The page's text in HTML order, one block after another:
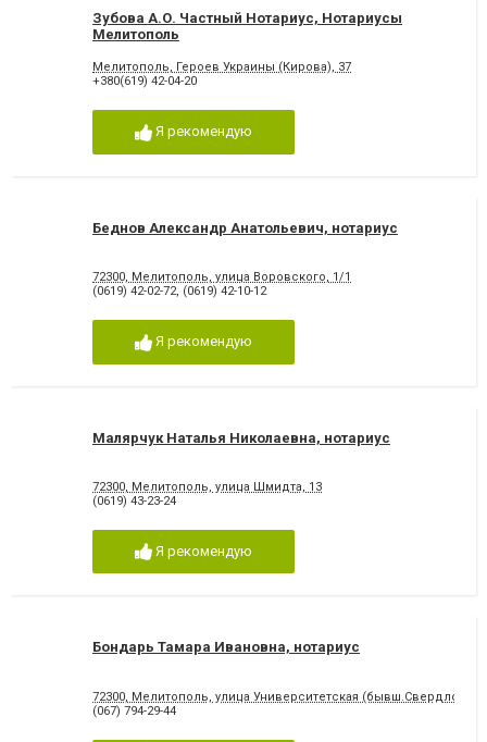
Зубова А.О. Частный Нотариус, Нотариусы
Мелитополь
Мелитополь, Героев Украины (Кирова), 37
+380(619) 42-04-20
Я рекомендую
Беднов Александр Анатольевич, нотариус
72300, Мелитополь, улица Воровского, 1/1
(0619) 42-02-72, (0619) 42-10-12
Я рекомендую
Малярчук Наталья Николаевна, нотариус
72300, Мелитополь, улица Шмидта, 13
(0619) 43-23-24
Я рекомендую
Бондарь Тамара Ивановна, нотариус
72300, Мелитополь, улица Университетская (бывш.Свердлова),
(067) 794-29-44